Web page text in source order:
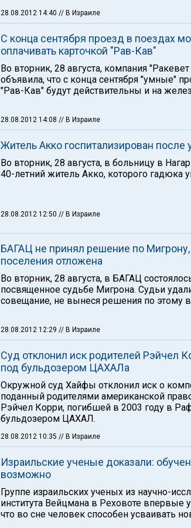
28.08.2012 14:40 // В Израиле
С конца сентября проезд в поездах
оплачивать карточкой "Рав-Кав"
Во вторник, 28 августа, компания
объявила, что с конца сентября "умные"
"Рав-Кав" будут действительны и на
28.08.2012 14:08 // В Израиле
Житель Акко госпитализирован после
Во вторник, 28 августа, в больницу в
40-летний житель Акко, которого гадюка
28.08.2012 12:50 // В Израиле
БАГАЦ не принял решение по Мигрону,
поселения отложена
Во вторник, 28 августа, в БАГАЦ
посвященное судьбе Мигрона. Судьи
совещание, не вынеся решения по этому
28.08.2012 12:29 // В Израиле
Суд отклонил иск родителей Рэйчел
под бульдозером ЦАХАЛа
Окружной суд Хайфы отклонил иск о
поданный родителями американской
Рэйчел Корри, погибшей в 2003 году в
бульдозером ЦАХАЛ.
28.08.2012 10:35 // В Израиле
Израильские ученые доказали:
возможно
Группе израильских ученых из научно-
института Вейцмана в Реховоте впервые
что во сне человек способен усваивать